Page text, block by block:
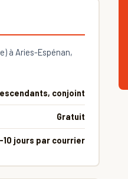
à Aries-Espénan,
conjoint
Gratuit
jours par courrier